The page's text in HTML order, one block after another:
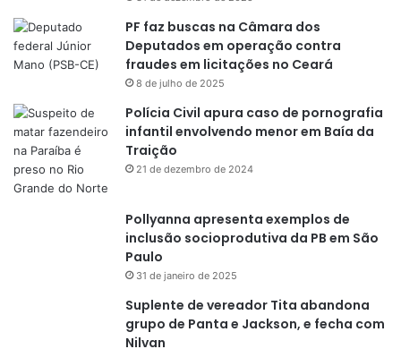
PF faz buscas na Câmara dos
Deputados em operação contra
fraudes em licitações no Ceará
8 de julho de 2025
Polícia Civil apura caso de pornografia
infantil envolvendo menor em Baía da
Traição
21 de dezembro de 2024
Pollyanna apresenta exemplos de
inclusão socioprodutiva da PB em São
Paulo
31 de janeiro de 2025
Suplente de vereador Tita abandona
grupo de Panta e Jackson, e fecha com
Nilvan